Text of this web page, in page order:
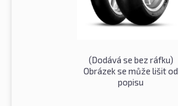
(Dodává se bez ráfku)
Obrázek se může lišit od
popisu